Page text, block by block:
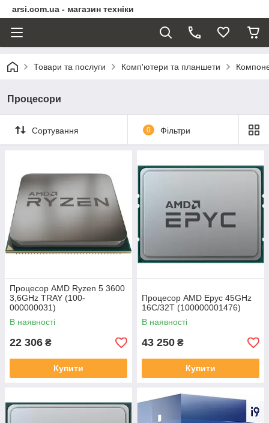
arsi.com.ua - магазин техніки
Товари та послуги Комп'ютери та планшети
Процесори
Сортування 0 Фільтри
Процесор AMD Ryzen 5 3600
3,6GHz TRAY (100-
000000031)
В наявності
22 306 ₴
Купити
Процесор AMD Epyc 45GHz
16C/32T (100000001476)
В наявності
43 250 ₴
Купити